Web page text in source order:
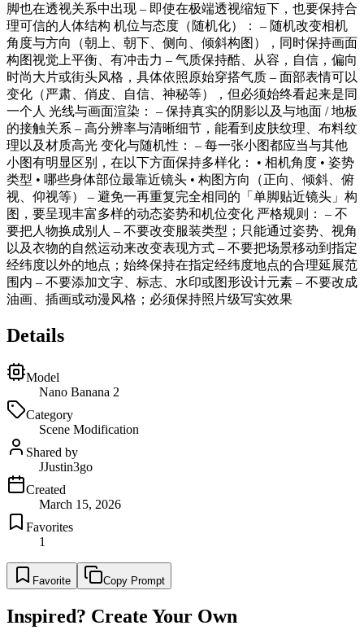
脚也在透视关系中出现 – 即使在极端透视缩短下，也要保持合
理可信的人体结构 机位与态度（随机化）： – 随机改变相机
角度与方向（朝上、朝下、侧向、倾斜构图），同时保持画面
构图视觉上平衡、有冲击力 – 气质保持酷、从容，自信，偏向
时尚大片或街头风格，具体依照原始穿搭气质 – 面部表情可以
变化（严肃、俏皮、自信、神秘等），但必须始终看起来是同
一个人 光线与画面渲染： – 保持真实的阴影以及与地面 / 地板
的接触关系 – 高分辨率与清晰细节，能看到皮肤纹理、布料纹
理以及材质高光 变化与随机性： – 每一张小图都应当与其他
小图有明显区别，在以下方面保持多样化： • 相机角度 • 姿势
类型 • 哪些身体部位最靠近镜头 • 构图方向（正向、倾斜、俯
视、仰视等） – 避免一再重复完全相同的「单脚贴近镜头」构
图，要呈现丰富多样的动态姿势和机位变化 严格规则： – 不
要把人物换成别人 – 不要改变服装类型；只能通过姿势、视角
以及衣物的自然运动来改变表现方式 – 不要把场景移动到指定
经纬度以外的地点；始终保持在指定经纬度地点的合理延展范
围内 – 不要添加文字、标志、水印或图形设计元素 – 不要改成
油画、插画或动漫风格；必须保持照片级写实效果
Details
Model
Nano Banana 2
Category
Scene Modification
Shared by
JJustin3go
Created
March 15, 2026
Favorites
1
Favorite Copy Prompt
Inspired? Create Your Own